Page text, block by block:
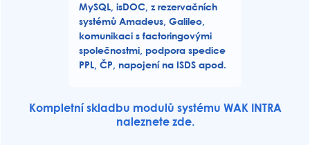
MySQL, isDOC, z rezervačních
systémů Amadeus, Galileo,
komunikaci s factoringovými
společnostmi, podpora spedice
PPL, ČP, napojení na ISDS apod.
Kompletní skladbu modulů systému WAK INTRA
naleznete zde.